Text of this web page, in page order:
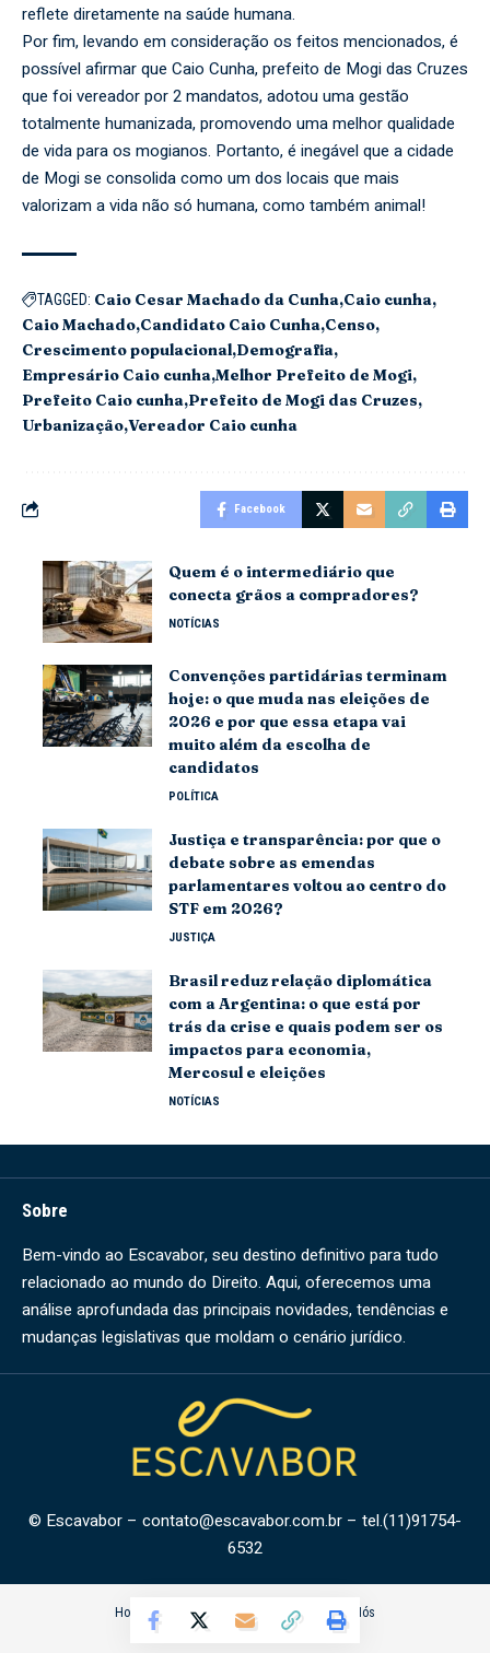
reflete diretamente na saúde humana.
Por fim, levando em consideração os feitos mencionados, é
possível afirmar que Caio Cunha, prefeito de Mogi das Cruzes
que foi vereador por 2 mandatos, adotou uma gestão
totalmente humanizada, promovendo uma melhor qualidade
de vida para os mogianos. Portanto, é inegável que a cidade
de Mogi se consolida como um dos locais que mais
valorizam a vida não só humana, como também animal!
TAGGED: Caio Cesar Machado da Cunha Caio cunha
Caio Machado Candidato Caio Cunha Censo
Crescimento populacional Demografia
Empresário Caio cunha Melhor Prefeito de Mogi
Prefeito Caio cunha Prefeito de Mogi das Cruzes
Urbanização Vereador Caio cunha
Facebook
Quem é o intermediário que
conecta grãos a compradores?
NOTÍCIAS
Convenções partidárias terminam
hoje: o que muda nas eleições de
2026 e por que essa etapa vai
muito além da escolha de
candidatos
POLÍTICA
Justiça e transparência: por que o
debate sobre as emendas
parlamentares voltou ao centro do
STF em 2026?
JUSTIÇA
Brasil reduz relação diplomática
com a Argentina: o que está por
trás da crise e quais podem ser os
impactos para economia,
Mercosul e eleições
NOTÍCIAS
Sobre
Bem-vindo ao Escavabor, seu destino definitivo para tudo
relacionado ao mundo do Direito. Aqui, oferecemos uma
análise aprofundada das principais novidades, tendências e
mudanças legislativas que moldam o cenário jurídico.
© Escavabor – contato@escavabor.com.br – tel.(11)91754-
6532
Home Quem Faz Contato Sobre Nós